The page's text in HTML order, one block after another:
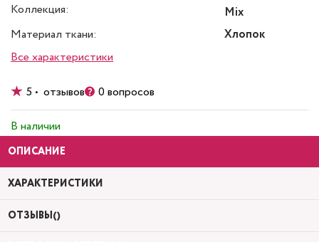
Коллекция:
Mix
Материал ткани:
Хлопок
Все характеристики
5 • отзывов 0 вопросов
В наличии
ОПИСАНИЕ
ХАРАКТЕРИСТИКИ
ОТЗЫВЫ()